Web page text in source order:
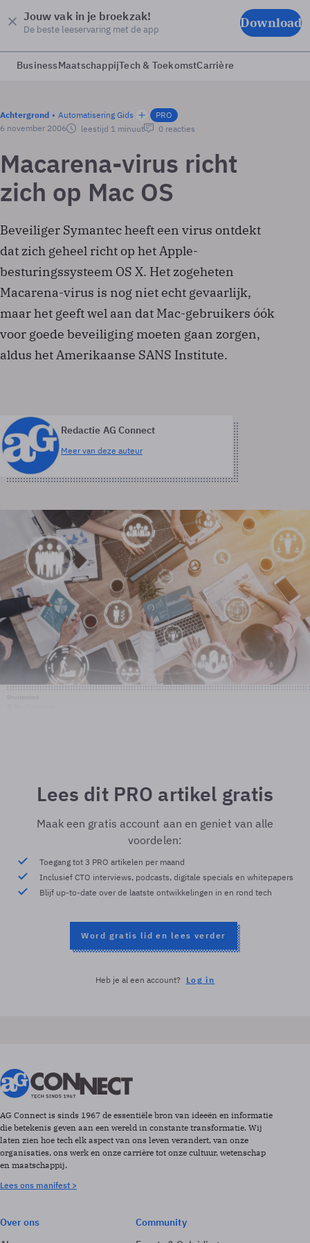
Jouw vak in je broekzak!
De beste leeservaring met de app Download
BusinessMaatschappijTech & ToekomstCarrière
Achtergrond Automatisering Gids
PRO
6 november 2006
leestijd 1 minuut 0 reacties
Macarena-virus richt
zich op Mac OS
Beveiliger Symantec heeft een virus ontdekt
dat zich geheel richt op het Apple-
besturingssysteem OS X. Het zogeheten
Macarena-virus is nog niet echt gevaarlijk,
maar het geeft wel aan dat Mac-gebruikers óók
voor goede beveiliging moeten gaan zorgen,
aldus het Amerikaanse SANS Institute.
Redactie AG Connect
Meer van deze auteur
Lees dit PRO artikel gratis
Maak een gratis account aan en geniet van alle
voordelen:
Toegang tot 3 PRO artikelen per maand
Inclusief CTO interviews, podcasts, digitale specials en whitepapers
Blijf up-to-date over de laatste ontwikkelingen in en rond tech
Word gratis lid en lees verder
Heb je al een account? Log in
AG Connect is sinds 1967 de essentiële bron van ideeën en informatie
die betekenis geven aan een wereld in constante transformatie. Wij
laten zien hoe tech elk aspect van ons leven verandert, van onze
organisaties, ons werk en onze carrière tot onze cultuur, wetenschap
en maatschappij.
Lees ons manifest >
Over ons
Community